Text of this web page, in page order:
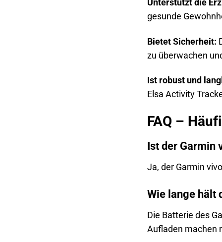
Unterstützt die
gesunde
Bietet Sicherheit:
zu überwachen
Ist robust und
Elsa Activity
FAQ –
Ist der Garmin
Ja, der Garmin
Wie lange hält
Die Batterie des
Aufladen machen